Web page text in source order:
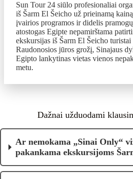
Sun Tour 24 siūlo profesionaliai
iš Šarm El Šeicho už prieinamą
įvairios programos ir didelis
atostogas Egipte nepamirštama
ekskursijas iš Šarm El Šeicho turistai
Raudonosios jūros grožį, Sinajaus
Egipto lankytinas vietas vienos
metu.
Dažnai užduodami
Ar nemokama „Sinai Only“
pakankama ekskursijoms